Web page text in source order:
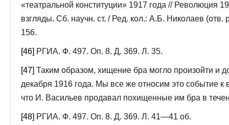
«театральной консти­туции» 1917 года // Революция
взгляды. Сб. научн. ст. / Ред. кол.: А.Б. Николаев (отв.
156.
[46] РГИА. Ф. 497. Оп. 8. Д. 369. Л. 35.
[47] Таким образом, хищение бра могло произойти и
декабря 1916 года. Мы все же относим это событие к
что И. Васильев продавал похищенные им бра в
[48] РГИА. Ф. 497. Оп. 8. Д. 369. Л. 41—41 об.